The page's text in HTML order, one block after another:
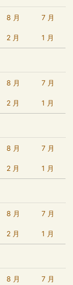
8 月 7 月
2 月 1 月
8 月 7 月
2 月 1 月
8 月 7 月
2 月 1 月
8 月 7 月
2 月 1 月
8 月 7 月